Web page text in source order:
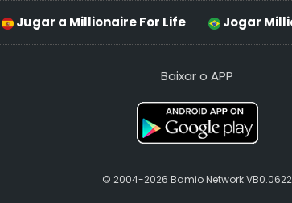
Jugar a Millionaire For Life Jogar
Baixar o APP
© 2004-2026 Bamio Network VB0.0622